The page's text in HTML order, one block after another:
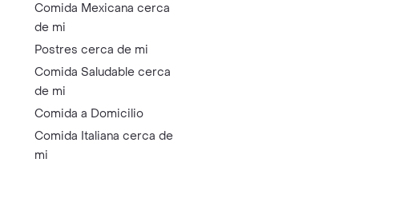
Comida Mexicana cerca
de mi
Postres cerca de mi
Comida Saludable cerca
de mi
Comida a Domicilio
Comida Italiana cerca de
mi